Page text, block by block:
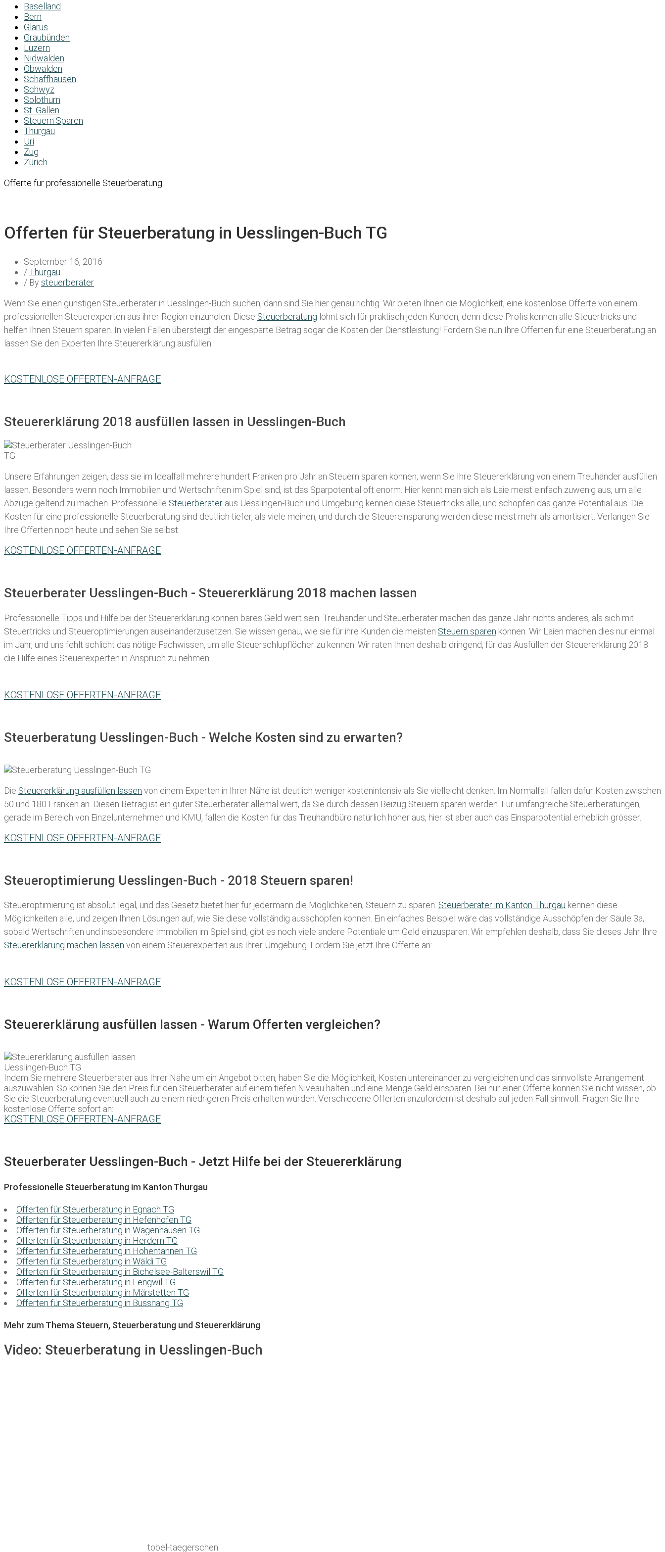
Baselland
Bern
Glarus
Graubünden
Luzern
Nidwalden
Obwalden
Schaffhausen
Schwyz
Solothurn
St. Gallen
Steuern Sparen
Thurgau
Uri
Zug
Zürich
Offerte für professionelle Steuerberatung:
Offerten für Steuerberatung in Uesslingen-Buch TG
September 16, 2016
/Thurgau
/ By steuerberater
Wenn Sie einen günstigen Steuerberater in Uesslingen-Buch suchen, dann sind Sie hier genau richtig. Wir bieten Ihnen die Möglichkeit, eine kostenlose Offerte von einem
professionellen Steuerexperten aus ihrer Region einzuholen. Diese Steuerberatung lohnt sich für praktisch jeden Kunden, denn diese Profis kennen alle Steuertricks und
helfen Ihnen Steuern sparen. In vielen Fällen übersteigt der eingesparte Betrag sogar die Kosten der Dienstleistung! Fordern Sie nun Ihre Offerten für eine Steuerberatung an
lassen Sie den Experten Ihre Steuererklärung ausfüllen:
KOSTENLOSE OFFERTEN-ANFRAGE
Steuererklärung 2018 ausfüllen lassen in Uesslingen-Buch
Unsere Erfahrungen zeigen, dass sie im Idealfall mehrere hundert Franken pro Jahr an Steuern sparen können, wenn Sie Ihre Steuererklärung von einem Treuhänder ausfüllen
lassen . Besonders wenn noch Immobilien und Wertschriften im Spiel sind, ist das Sparpotential oft enorm. Hier kennt man sich als Laie meist einfach zuwenig aus, um alle
Abzüge geltend zu machen. Professionelle Steuerberater aus Uesslingen-Buch und Umgebung kennen diese Steuertricks alle, und schöpfen das ganze Potential aus. Die
Kosten für eine professionelle Steuerberatung sind deutlich tiefer, als viele meinen, und durch die Steuereinsparung werden diese meist mehr als amortisiert. Verlangen Sie
Ihre Offerten noch heute und sehen Sie selbst:
KOSTENLOSE OFFERTEN-ANFRAGE
Steuerberater Uesslingen-Buch - Steuererklärung 2018 machen lassen
Professionelle Tipps und Hilfe bei der Steuererklärung können bares Geld wert sein. Treuhänder und Steuerberater machen das ganze Jahr nichts anderes, als sich mit
Steuertricks und Steueroptimierungen auseinanderzusetzen. Sie wissen genau, wie sie für ihre Kunden die meisten Steuern sparen können. Wir Laien machen dies nur einmal
im Jahr, und uns fehlt schlicht das nötige Fachwissen, um alle Steuerschlupflöcher zu kennen. Wir raten Ihnen deshalb dringend, für das Ausfüllen der Steuererklärung 2018
die Hilfe eines Steuerexperten in Anspruch zu nehmen.
KOSTENLOSE OFFERTEN-ANFRAGE
Steuerberatung Uesslingen-Buch - Welche Kosten sind zu erwarten?
Die Steuererklärung ausfüllen lassen von einem Experten in Ihrer Nähe ist deutlich weniger kostenintensiv als Sie vielleicht denken. Im Normalfall fallen dafür Kosten zwischen
50 und 180 Franken an. Diesen Betrag ist ein guter Steuerberater allemal wert, da Sie durch dessen Beizug Steuern sparen werden. Für umfangreiche Steuerberatungen,
gerade im Bereich von Einzelunternehmen und KMU, fallen die Kosten für das Treuhandbüro natürlich höher aus, hier ist aber auch das Einsparpotential erheblich grösser.
KOSTENLOSE OFFERTEN-ANFRAGE
Steueroptimierung Uesslingen-Buch - 2018 Steuern sparen!
Steueroptimierung ist absolut legal, und das Gesetz bietet hier für jedermann die Möglichkeiten, Steuern zu sparen. Steuerberater im K anton Thurgau kennen diese
Möglichkeiten alle, und zeigen Ihnen Lösungen auf, wie Sie diese vollständig ausschöpfen können. Ein einfaches Beispiel wäre das vollständige Ausschöpfen der Säule 3a,
sobald Wertschriften und insbesondere Immobilien im Spiel sind, gibt es noch viele andere Potentiale um Geld einzusparen. Wir empfehlen deshalb, dass Sie dieses Jahr Ihre
Steuererklärung machen lassen von einem Steuerexperten aus Ihrer Umgebung. Fordern Sie jetzt Ihre Offerte an:
KOSTENLOSE OFFERTEN-ANFRAGE
Steuererklärung ausfüllen lassen - Warum Offerten vergleichen?
Indem Sie mehrere Steuerberater aus Ihrer Nähe um ein Angebot bitten, haben Sie die Möglichkeit, Kosten untereinander zu vergleichen und das sinnvollste Arrangement
auszuwählen. So können Sie den Preis für den Steuerberater auf einem tiefen Niveau halten und eine Menge Geld einsparen. Bei nur einer Offerte können Sie nicht wissen, ob
Sie die Steuerberatung eventuell auch zu einem niedrigeren Preis erhalten würden. Verschiedene Offerten anzufordern ist deshalb auf jeden Fall sinnvoll. Fragen Sie Ihre
kostenlose Offerte sofort an:
KOSTENLOSE OFFERTEN-ANFRAGE
Steuerberater Uesslingen-Buch - Jetzt Hilfe bei der Steuererklärung
Professionelle Steuerberatung im Kanton Thurgau
Offerten für Steuerberatung in Egnach TG
Offerten für Steuerberatung in Hefenhofen TG
Offerten für Steuerberatung in Wagenhausen TG
Offerten für Steuerberatung in Herdern TG
Offerten für Steuerberatung in Hohentannen TG
Offerten für Steuerberatung in Wäldi TG
Offerten für Steuerberatung in Bichelsee-Balterswil TG
Offerten für Steuerberatung in Lengwil TG
Offerten für Steuerberatung in Märstetten TG
Offerten für Steuerberatung in Bussnang TG
Mehr zum Thema Steuern, Steuerberatung und Steuererklärung
Video: Steuerberatung in Uesslingen-Buch
tobel-taegerschen